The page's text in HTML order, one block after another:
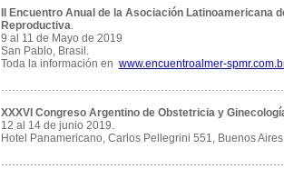
II Encuentro Anual de la Asociación Latinoamericana
Reproductiva.
9 al 11 de Mayo de 2019
San Pablo, Brasil.
Toda la información en www.encuentroalmer-
XXXVI Congreso Argentino de Obstetricia y
12 al 14 de junio 2019.
Hotel Panamericano, Carlos Pellegrini 551, Buenos